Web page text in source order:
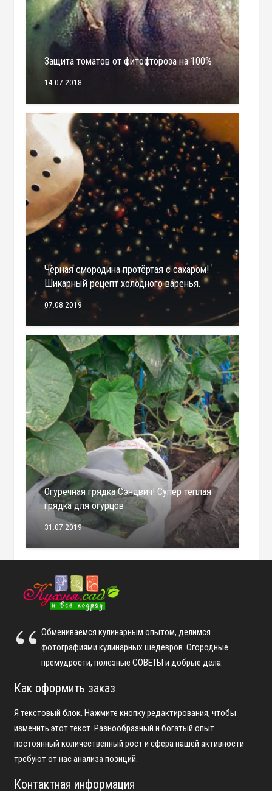
Защита томатов от фитофтороза на 100%
14.07.2018
Чёрная смородина протёртая с сахаром!
Шикарный рецепт холодного варенья.
07.08.2019
Огуречная грядка Сэндвич! Супер тёплая
грядка для огурцов
31.07.2019
Обмениваемся кулинарным опытом, делимся
фотографиями кулинарных шедевров. Огородные
премудрости, полезные СОВЕТЫ и добрые дела.
Как оформить заказ
Я текстовый блок. Нажмите кнопку редактирования, чтобы
изменить этот текст. Разнообразный и богатый опыт
постоянный количественный рост и сфера нашей активности
требуют от нас анализа позиций.
Контактная информация